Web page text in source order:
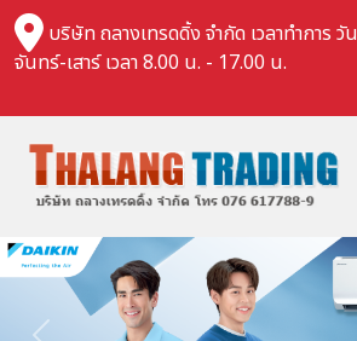
บริษัท ถลางเทรดดิ้ง จำกัด เวลาทำการ วัน
จันทร์-เสาร์ เวลา 8.00 น. - 17.00 น.